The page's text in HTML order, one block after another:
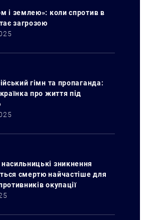
і землею»: коли спротив в
загрозою
гімн та пропаганда:
про життя під
зникнення
смертю найчастіше для
окупації